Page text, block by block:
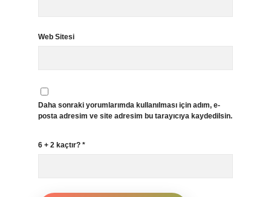
Web Sitesi
Daha sonraki yorumlarımda kullanılması için adım, e-
posta adresim ve site adresim bu tarayıcıya kaydedilsin.
6 + 2 kaçtır? *